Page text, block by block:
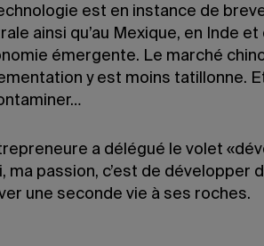
est en instance de
ainsi qu’au Mexique, en Inde
émergente. Le marché
y est moins tatillonne.
a délégué le volet
ma passion, c’est de développer
une seconde vie à ses roches.